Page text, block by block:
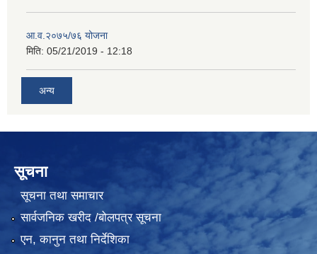
आ.व.२०७५/७६ योजना
मिति: 05/21/2019 - 12:18
अन्य
सूचना
सूचना तथा समाचार
सार्वजनिक खरीद /बोलपत्र सूचना
एन, कानुन तथा निर्देशिका